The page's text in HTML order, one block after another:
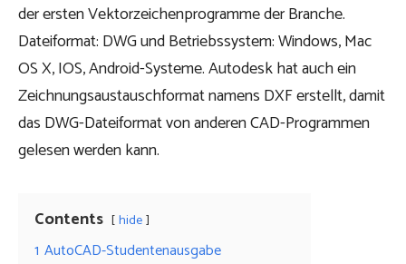
der ersten Vektorzeichenprogramme der Branche.
Dateiformat: DWG und Betriebssystem: Windows, Mac
OS X, IOS, Android-Systeme. Autodesk hat auch ein
Zeichnungsaustauschformat namens DXF erstellt, damit
das DWG-Dateiformat von anderen CAD-Programmen
gelesen werden kann.
Contents hide
1 AutoCAD-Studentenausgabe